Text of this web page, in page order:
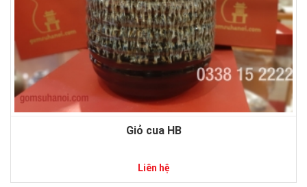
Giỏ cua HB
Liên hệ